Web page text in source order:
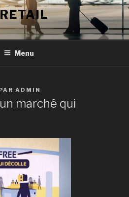
Menu
ADMIN
marché qui